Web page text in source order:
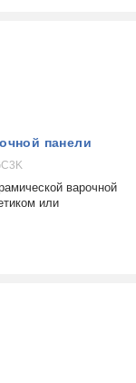
панели
варочной
или